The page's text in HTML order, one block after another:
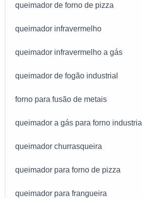
queimador de forno de pizza
queimador infravermelho
queimador infravermelho a gás
queimador de fogão industrial
forno para fusão de metais
queimador a gás para forno industrial
queimador churrasqueira
queimador para forno de pizza
queimador para frangueira